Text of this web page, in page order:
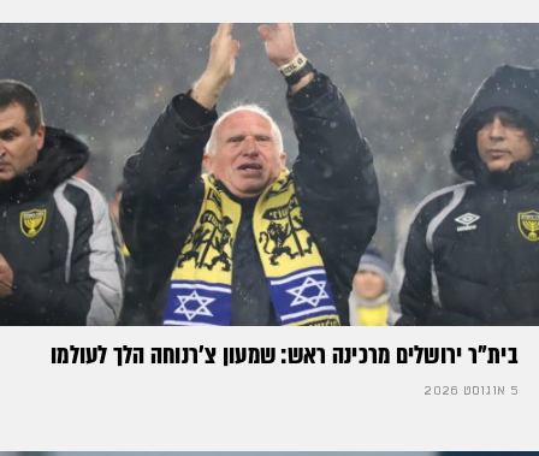
בית"ר ירושלים מרכינה ראש: שמעון צ'רנוחה הלך לעולמו
5 אוגוסט 2026